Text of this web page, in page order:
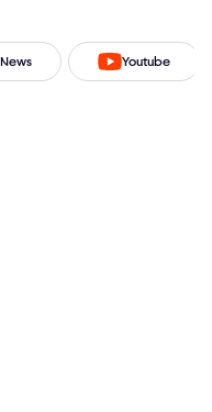
Youtube